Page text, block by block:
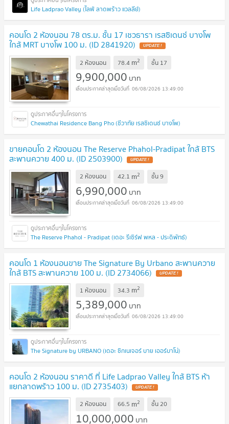
Life Ladprao Valley (ไลฟ์ ลาดพร้าว แวลลีย์)
คอนโด 2 ห้องนอน 78 ตร.ม. ชั้น 17 เชวธารา เรสซิเดนซ์ บางโพ
ใกล้ MRT บางโพ 100 ม. (ID 2841920)
2 ห้องนอน 78.4 m2 ชั้น 17
9,900,000 บาท
06/08/2026 13:49:00
Chewathai Residence Bang Pho (ชีวาทัย เรสซิเดนซ์ บางโพ)
ขายคอนโด 2 ห้องนอน The Reserve Phahol-Pradipat ใกล้ BTS
สะพานควาย 400 ม. (ID 2503900)
2 ห้องนอน 42.1 m2 ชั้น9
6,990,000 บาท
06/08/2026 13:49:00
The Reserve Phahol - Pradipat (เดอะ รีเซิร์ฟ พหล - ประดิพัทธ์)
คอนโด 1 ห้องนอนขาย The Signature By Urbano สะพานควาย
ใกล้ BTS สะพานควาย 100 ม. (ID 2734066)
1 ห้องนอน 34.3 m2
5,389,000 บาท
06/08/2026 13:49:00
The Signature by URBANO (เดอะ ซิกเนเจอร์ บาย เออร์บาโน่)
คอนโด 2 ห้องนอน ราคาดี ที่ Life Ladprao Valley ใกล้ BTS ห้า
แยกลาดพร้าว 100 ม. (ID 2735403)
2 ห้องนอน 66.5 m2 ชั้น20
10,000,000 บาท